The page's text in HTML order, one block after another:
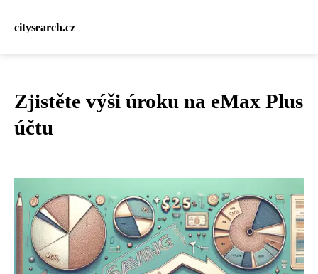
citysearch.cz
Zjistěte výši úroku na eMax Plus
účtu